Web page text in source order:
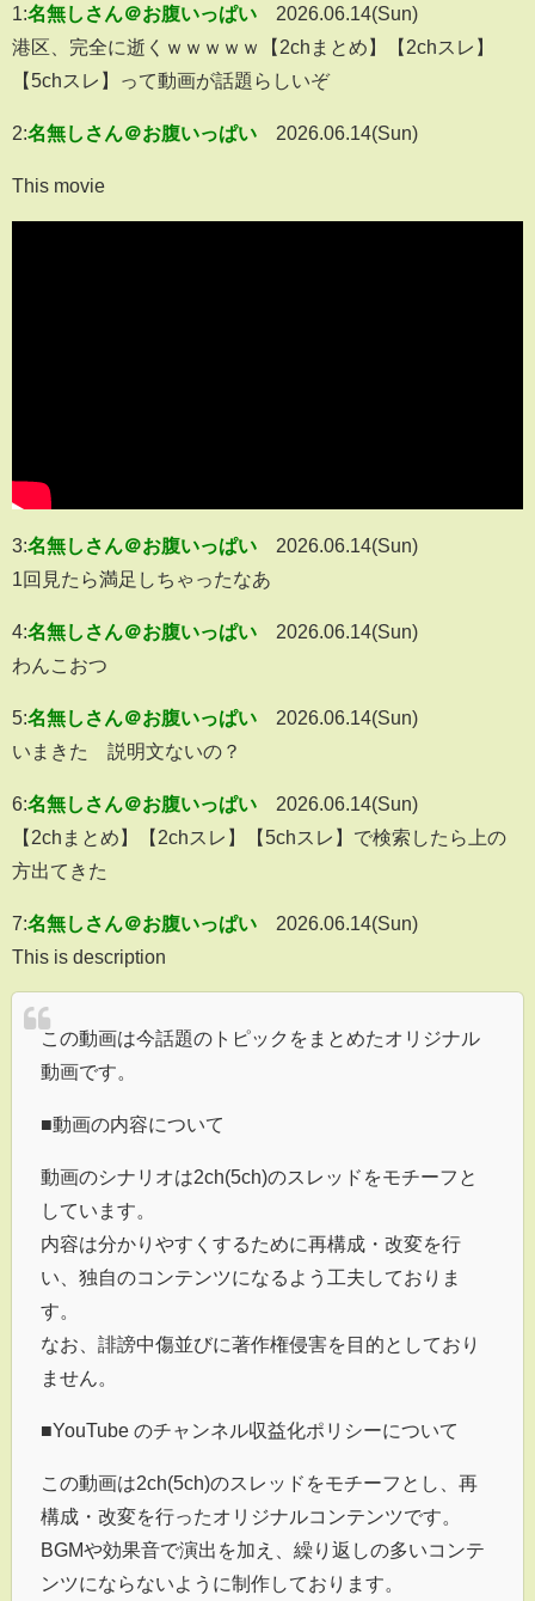
1:名無しさん＠お腹いっぱい
2026.06.14(Sun)
港区、完全に逝くｗｗｗｗｗ【2chまとめ】【2chスレ】
【5chスレ】って動画が話題らしいぞ
2:名無しさん＠お腹いっぱい 2026.06.14(Sun)
This movie
3:名無しさん＠お腹いっぱい
2026.06.14(Sun)
1回見たら満足しちゃったなあ
4:名無しさん＠お腹いっぱい
2026.06.14(Sun)
わんこおつ
5:名無しさん＠お腹いっぱい
2026.06.14(Sun)
いまきた 説明文ないの？
6:名無しさん＠お腹いっぱい
2026.06.14(Sun)
【2chまとめ】【2chスレ】【5chスレ】で検索したら上の
方出てきた
7:名無しさん＠お腹いっぱい
2026.06.14(Sun)
This is description
この動画は今話題のトピックをまとめたオリジナル
動画です。
■動画の内容について
動画のシナリオは2ch(5ch)のスレッドをモチーフと
しています。
内容は分かりやすくするために再構成・改変を行
い、独自のコンテンツになるよう工夫しておりま
す。
なお、誹謗中傷並びに著作権侵害を目的としており
ません。
■YouTube のチャンネル収益化ポリシーについて
この動画は2ch(5ch)のスレッドをモチーフとし、再
構成・改変を行ったオリジナルコンテンツです。
BGMや効果音で演出を加え、繰り返しの多いコンテ
ンツにならないように制作しております。